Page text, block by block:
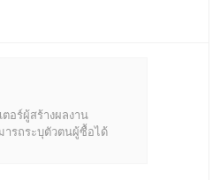
อร์ผู้สร้างผลงาน
รถระบุตัวตนผู้ซื้อได้